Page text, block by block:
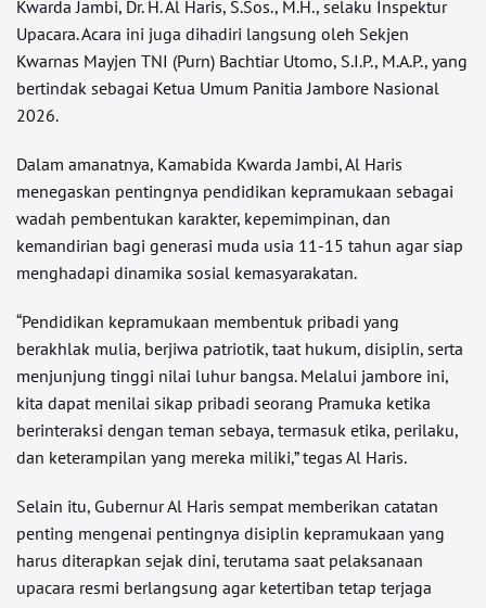
Kwarda Jambi, Dr. H. Al Haris, S.Sos., M.H., selaku Inspektur
Upacara. Acara ini juga dihadiri langsung oleh Sekjen
Kwarnas Mayjen TNI (Purn) Bachtiar Utomo, S.I.P., M.A.P., yang
bertindak sebagai Ketua Umum Panitia Jambore Nasional
2026.
Dalam amanatnya, Kamabida Kwarda Jambi, Al Haris
menegaskan pentingnya pendidikan kepramukaan sebagai
wadah pembentukan karakter, kepemimpinan, dan
kemandirian bagi generasi muda usia 11-15 tahun agar siap
menghadapi dinamika sosial kemasyarakatan.
“Pendidikan kepramukaan membentuk pribadi yang
berakhlak mulia, berjiwa patriotik, taat hukum, disiplin, serta
menjunjung tinggi nilai luhur bangsa. Melalui jambore ini,
kita dapat menilai sikap pribadi seorang Pramuka ketika
berinteraksi dengan teman sebaya, termasuk etika, perilaku,
dan keterampilan yang mereka miliki,” tegas Al Haris.
Selain itu, Gubernur Al Haris sempat memberikan catatan
penting mengenai pentingnya disiplin kepramukaan yang
harus diterapkan sejak dini, terutama saat pelaksanaan
upacara resmi berlangsung agar ketertiban tetap terjaga